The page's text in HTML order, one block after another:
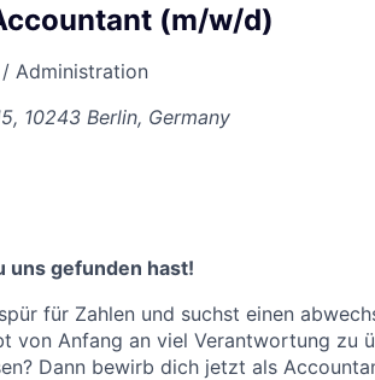
(m/w/d)
Administration
10243 Berlin, Germany
uns gefunden hast!
für Zahlen und suchst einen
von Anfang an viel Verantwortung zu
Dann bewirb dich jetzt als